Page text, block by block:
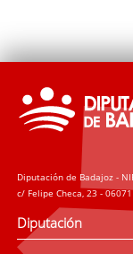
Diputación de Badajoz -
c/ Felipe Checa, 23 -
Diputación